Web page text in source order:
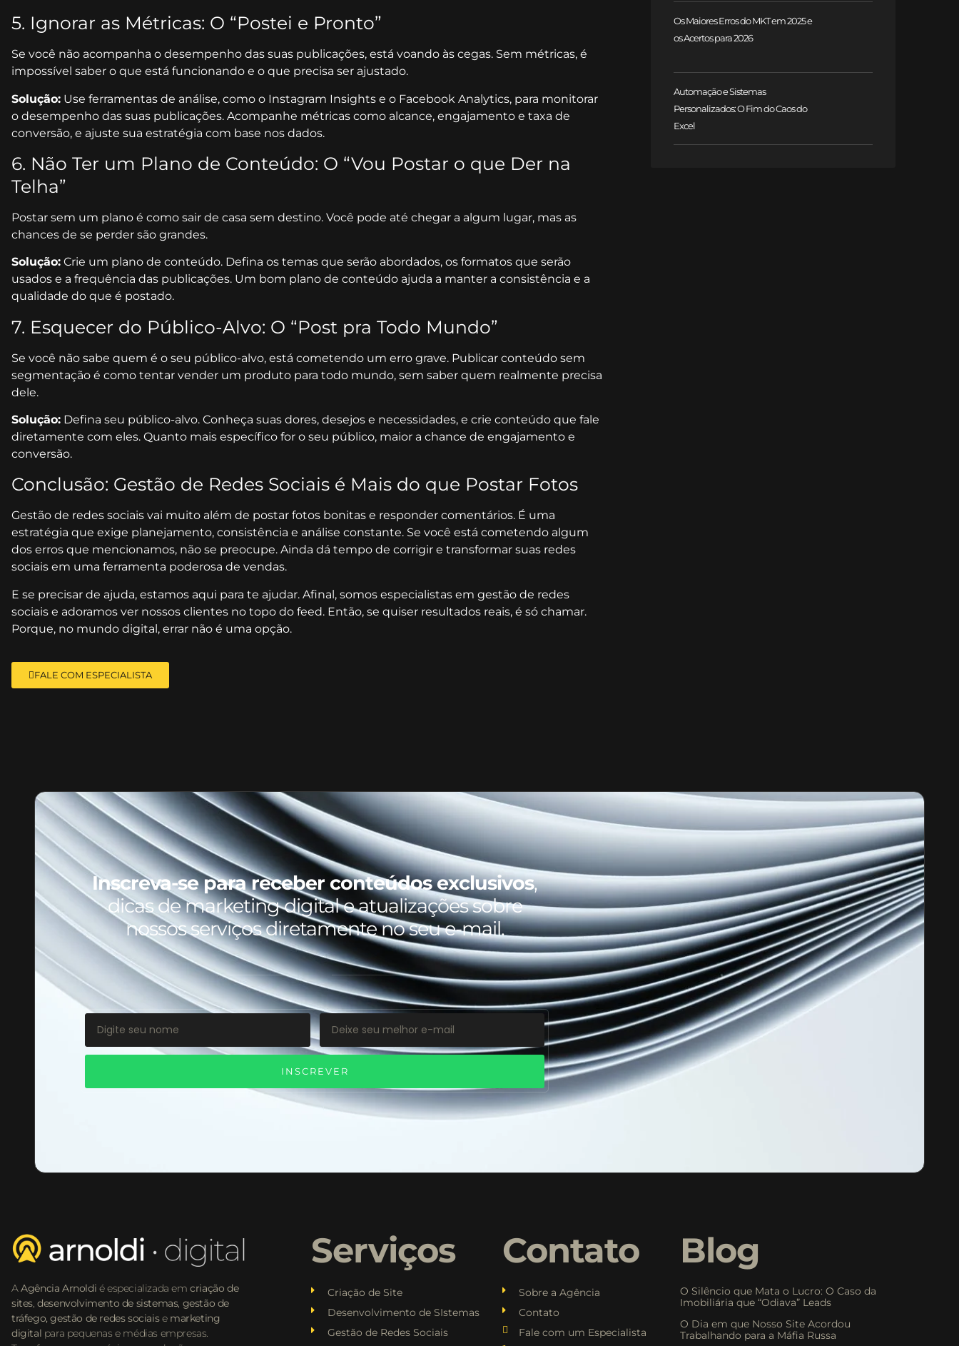
5. Ignorar as Métricas: O “Postei e Pronto”
Se você não acompanha o desempenho das suas publicações, está voando às cegas. Sem métricas, é
impossível saber o que está funcionando e o que precisa ser ajustado.
Solução: Use ferramentas de análise, como o Instagram Insights e o Facebook Analytics, para monitorar
o desempenho das suas publicações. Acompanhe métricas como alcance, engajamento e taxa de
conversão, e ajuste sua estratégia com base nos dados.
6. Não Ter um Plano de Conteúdo: O “Vou Postar o que Der na
Telha”
Postar sem um plano é como sair de casa sem destino. Você pode até chegar a algum lugar, mas as
chances de se perder são grandes.
Solução: Crie um plano de conteúdo. Defina os temas que serão abordados, os formatos que serão
usados e a frequência das publicações. Um bom plano de conteúdo ajuda a manter a consistência e a
qualidade do que é postado.
7. Esquecer do Público-Alvo: O “Post pra Todo Mundo”
Se você não sabe quem é o seu público-alvo, está cometendo um erro grave. Publicar conteúdo sem
segmentação é como tentar vender um produto para todo mundo, sem saber quem realmente precisa
dele.
Solução: Defina seu público-alvo. Conheça suas dores, desejos e necessidades, e crie conteúdo que fale
diretamente com eles. Quanto mais específico for o seu público, maior a chance de engajamento e
conversão.
Conclusão: Gestão de Redes Sociais é Mais do que Postar Fotos
Gestão de redes sociais vai muito além de postar fotos bonitas e responder comentários. É uma
estratégia que exige planejamento, consistência e análise constante. Se você está cometendo algum
dos erros que mencionamos, não se preocupe. Ainda dá tempo de corrigir e transformar suas redes
sociais em uma ferramenta poderosa de vendas.
E se precisar de ajuda, estamos aqui para te ajudar. Afinal, somos especialistas em gestão de redes
sociais e adoramos ver nossos clientes no topo do feed. Então, se quiser resultados reais, é só chamar.
Porque, no mundo digital, errar não é uma opção.
FALE COM ESPECIALISTA
Os Maiores Erros do MKT em 2025 e
os Acertos para 2026
Automação e Sistemas
Personalizados: O Fim do Caos do
Excel
Inscreva-se para receber conteúdos exclusivos,
dicas de marketing digital e atualizações sobre
nossos serviços diretamente no seu e-mail.
INSCREVER
AAgência Arnoldi é especializada emcriação de
sites,desenvolvimento de sistemas, gestão de
tráfego, gestão de redes sociaise marketing
digital para pequenas e médias empresas.
Serviços
Criação de Site
Desenvolvimento de SIstemas
Gestão de Redes Sociais
Contato
Sobre a Agência
Contato
Fale com um Especialista
Blog
O Silêncio que Mata o Lucro: O Caso da
Imobiliária que “Odiava” Leads
O Dia em que Nosso Site Acordou
Trabalhando para a Máfia Russa